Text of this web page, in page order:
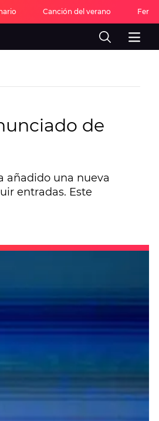
Canción del verano Feria
de
añadido una nueva
entradas. Este